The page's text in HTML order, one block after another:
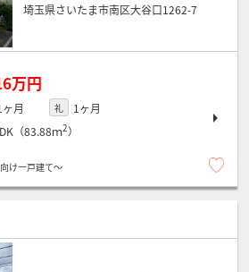
埼玉県さいたま市南区大谷口1262-7
万円
ヶ月 礼
1ヶ月
（83.88ｍ2）
け一戸建て～